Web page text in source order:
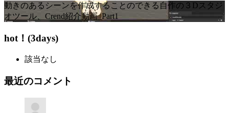
動きのあるシーンを作成することのできる自作の３Dスタジ
オツール、Crend紹介動画_Part1
hot！(3days)
該当なし
最近のコメント